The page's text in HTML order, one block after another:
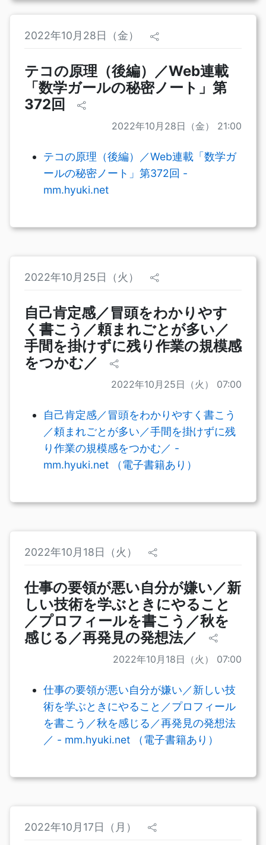
2022年10月28日（金）
テコの原理（後編）／Web連載
「数学ガールの秘密ノート」第
372回
2022年10月28日（金） 21:00
テコの原理（後編）／Web連載「数学ガ
ールの秘密ノート」第372回 -
mm.hyuki.net
2022年10月25日（火）
自己肯定感／冒頭をわかりやす
く書こう／頼まれごとが多い／
手間を掛けずに残り作業の規模感
をつかむ／
2022年10月25日（火） 07:00
自己肯定感／冒頭をわかりやすく書こう
／頼まれごとが多い／手間を掛けずに残
り作業の規模感をつかむ／ -
mm.hyuki.net （電子書籍あり）
2022年10月18日（火）
仕事の要領が悪い自分が嫌い／新
しい技術を学ぶときにやること
／プロフィールを書こう／秋を
感じる／再発見の発想法／
2022年10月18日（火） 07:00
仕事の要領が悪い自分が嫌い／新しい技
術を学ぶときにやること／プロフィール
を書こう／秋を感じる／再発見の発想法
／ - mm.hyuki.net （電子書籍あり）
2022年10月17日（月）